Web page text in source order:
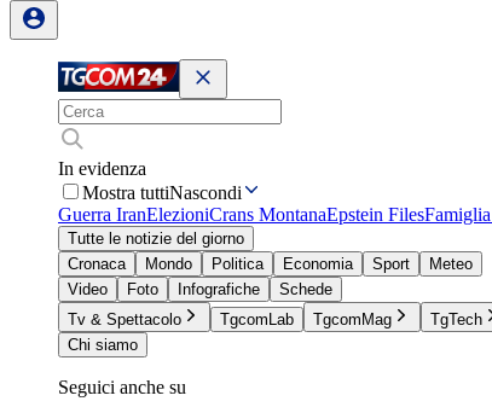
In evidenza
Mostra tuttiNascondi
Guerra IranElezioniCrans MontanaEpstein Files
Tutte le notizie del giorno
Cronaca
Mondo Politica Economia Sport
Meteo
Video
Foto Infografiche
Schede
Tv & Spettacolo
TgcomLab TgcomMag TgTech
Chi siamo
Seguici anche su